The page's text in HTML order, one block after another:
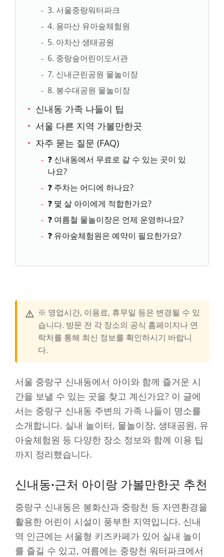
3. 서울중랑워터파크
4. 용마산 유아숲체험원
5. 아차산 생태공원
6. 중랑숲어린이도서관
7. 신내근린공원 물놀이장
8. 봉수대공원 물놀이장
신내동 가족 나들이 팁
서울 다른 지역 가볼만한곳
자주 묻는 질문 (FAQ)
❓ 신내동에서 무료로 갈 수 있는 곳이 있
나요?
❓ 주차는 어디에 하나요?
❓ 몇 살 아이에게 적합한가요?
❓ 여름철 물놀이장은 언제 운영하나요?
❓ 유아숲체험원은 예약이 필요한가요?
⚠️ ※ 영업시간, 이용료, 휴무일 등은 변경될 수 있
습니다. 방문 전 각 장소의 공식 홈페이지나 연
락처를 통해 최신 정보를 확인하시기 바랍니
다.
서울 중랑구 신내동에서 아이와 함께 즐거운 시
간을 보낼 수 있는 곳을 찾고 계신가요? 이 글에
서는 중랑구 신내동 주변의 가족 나들이 명소를
소개합니다. 실내 놀이터, 물놀이장, 생태공원, 유
아숲체험원 등 다양한 장소 정보와 함께 이용 팁
까지 정리했습니다.
신내동·근처 아이랑 가볼만한곳 추천
중랑구 신내동은 봉화산과 중랑천 등 자연환경을
활용한 어린이 시설이 풍부한 지역입니다. 신내
역 인근에는 서울형 키즈카페가 있어 실내 놀이
를 즐길 수 있고, 여름에는 중랑천 워터파크에서